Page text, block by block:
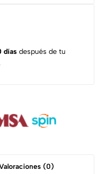
días después de tu
(0)